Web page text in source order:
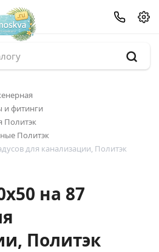
и фитинги
Политэк
Политэк
для канализации, Политэк
на 87
Политэк